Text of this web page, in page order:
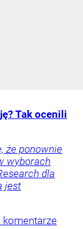
Tak ocenili
że ponownie
wyborach
dla
jest
komentarze